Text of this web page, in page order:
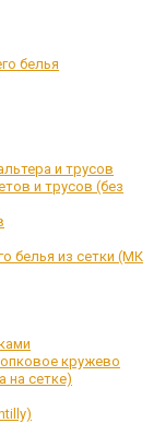
белья
и трусов
и трусов (без
белья из сетки (МК
кружево
на сетке)